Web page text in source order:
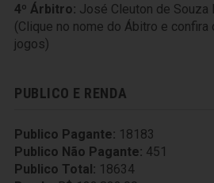
4º Árbitro: José Cleuton de Souza
(Clique no nome do Ábitro e
jogos)
PUBLICO E RENDA
Publico Pagante: 18183
Publico Não Pagante: 451
Publico Total: 18634